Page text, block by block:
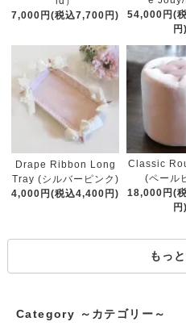
7,000円(税込7,700円)
54,000円(
円)
Drape Ribbon Long
Tray (シルバーピンク)
4,000円(税込4,400円)
Classic
(ペール
18,000円(
円)
もっ
Category ～カテゴリー～